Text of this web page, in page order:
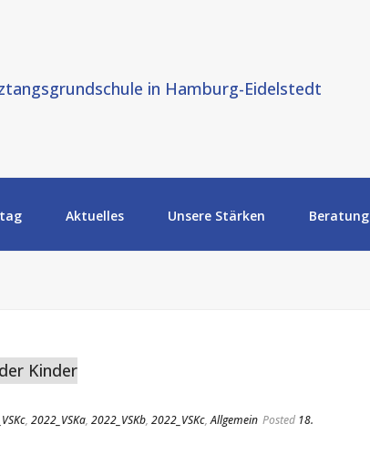
Aktuelles Unsere Stärken Beratung
, 2022_VSKa, 2022_VSKb, 2022_VSKc,Allgemein Posted 18.